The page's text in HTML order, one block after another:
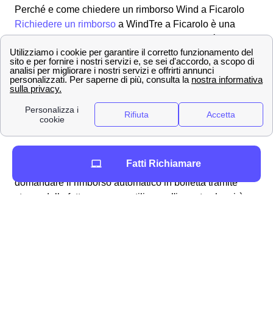
Perché e come chiedere un rimborso Wind a Ficarolo
Richiedere un rimborso a WindTre a Ficarolo è una
procedura alquanto semplice e lineare che può essere
svolta per molteplici ragioni, ad esempio:
fatturazioni errate
addebito ogni 28 giorni
problemi con la business SIM windtre a
Ficarolo
richiesta del credito residuo
a Ficarolo vi sono molteplici modalità: si può
domandare il rimborso automatico in bolletta tramite
storno della fattura oppure utilizzare l'importo che vi è
Fatti Richiamare